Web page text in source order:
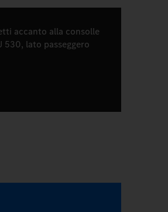
accanto alla consolle
530, lato passeggero